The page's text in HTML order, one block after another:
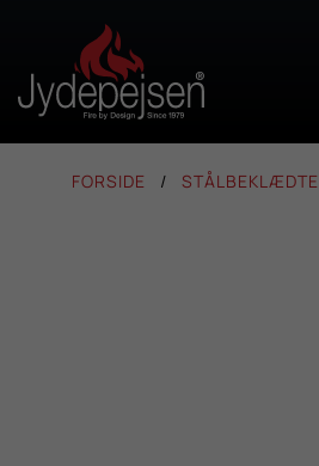
FORSIDE STÅLBEKLÆDTE